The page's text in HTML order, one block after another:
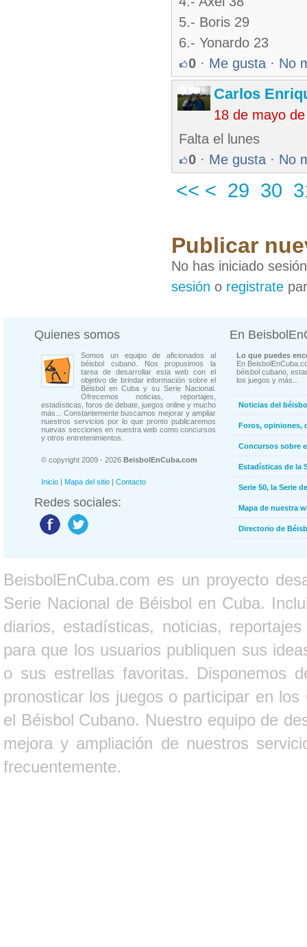
5.- Boris 29
6.- Yonardo 23
0 · Me gusta · No
Carlos
18 de mayo
Falta el lunes
0 · Me gusta · No
<< < 29 30
Publicar
No has iniciado
sesión o registrate
Quienes somos
Somos un equipo de aficionados al
béisbol cubano. Nos propusimos la
tarea de desarrollar esta web con el
objetivo de brindar información sobre el
Béisbol en Cuba y su Serie Nacional.
Ofrecemos noticias, reportajes,
estadísticas, foros de debate, juegos online y mucho
más... Constantemente buscamos mejorar y ampliar
nuestros servicios por lo que pronto publicaremos
nuevas secciones en nuestra web como concursos
y otros entretenimientos.
© copyright 2009 - 2026 BeisbolEnCuba.com
Inicio | Mapa del sitio | Contacto
Redes sociales:
En
Lo que puedes
En
béisbol cubano,
los juegos y más...
Noticias del
Foros, opiniones,
Concursos sobre
Estadísticas de la
Serie 50, la Serie
Mapa de nuestra
Directorio de
BeisbolEnCuba.com es un proyecto
Serie Nacional de Béisbol en Cuba.
diarios, estadísticas, noticias,
para que los usuarios publiquen sus
o sus estrellas favoritas. Disponemos
pronosticar los juegos o participar en
el Béisbol Cubano. Nuestro equipo de
mejora y ampliación de nuestros
frecuentemente.